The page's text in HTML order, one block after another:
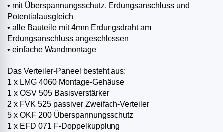
• mit Überspannungsschutz, Erdungsanschluss und
Potentialausgleich
• alle Bauteile mit 4mm Erdungsdraht am
Erdungsanschluss angeschlossen
• einfache Wandmontage
Das Verteiler-Paneel besteht aus:
1 x LMG 4060 Montage-Gehäuse
1 x OSV 505 Basisverstärker
2 x FVK 525 passiver Zweifach-Verteiler
5 x OKF 200 Überspannungsschutz
1 x EFD 071 F-Doppelkupplung